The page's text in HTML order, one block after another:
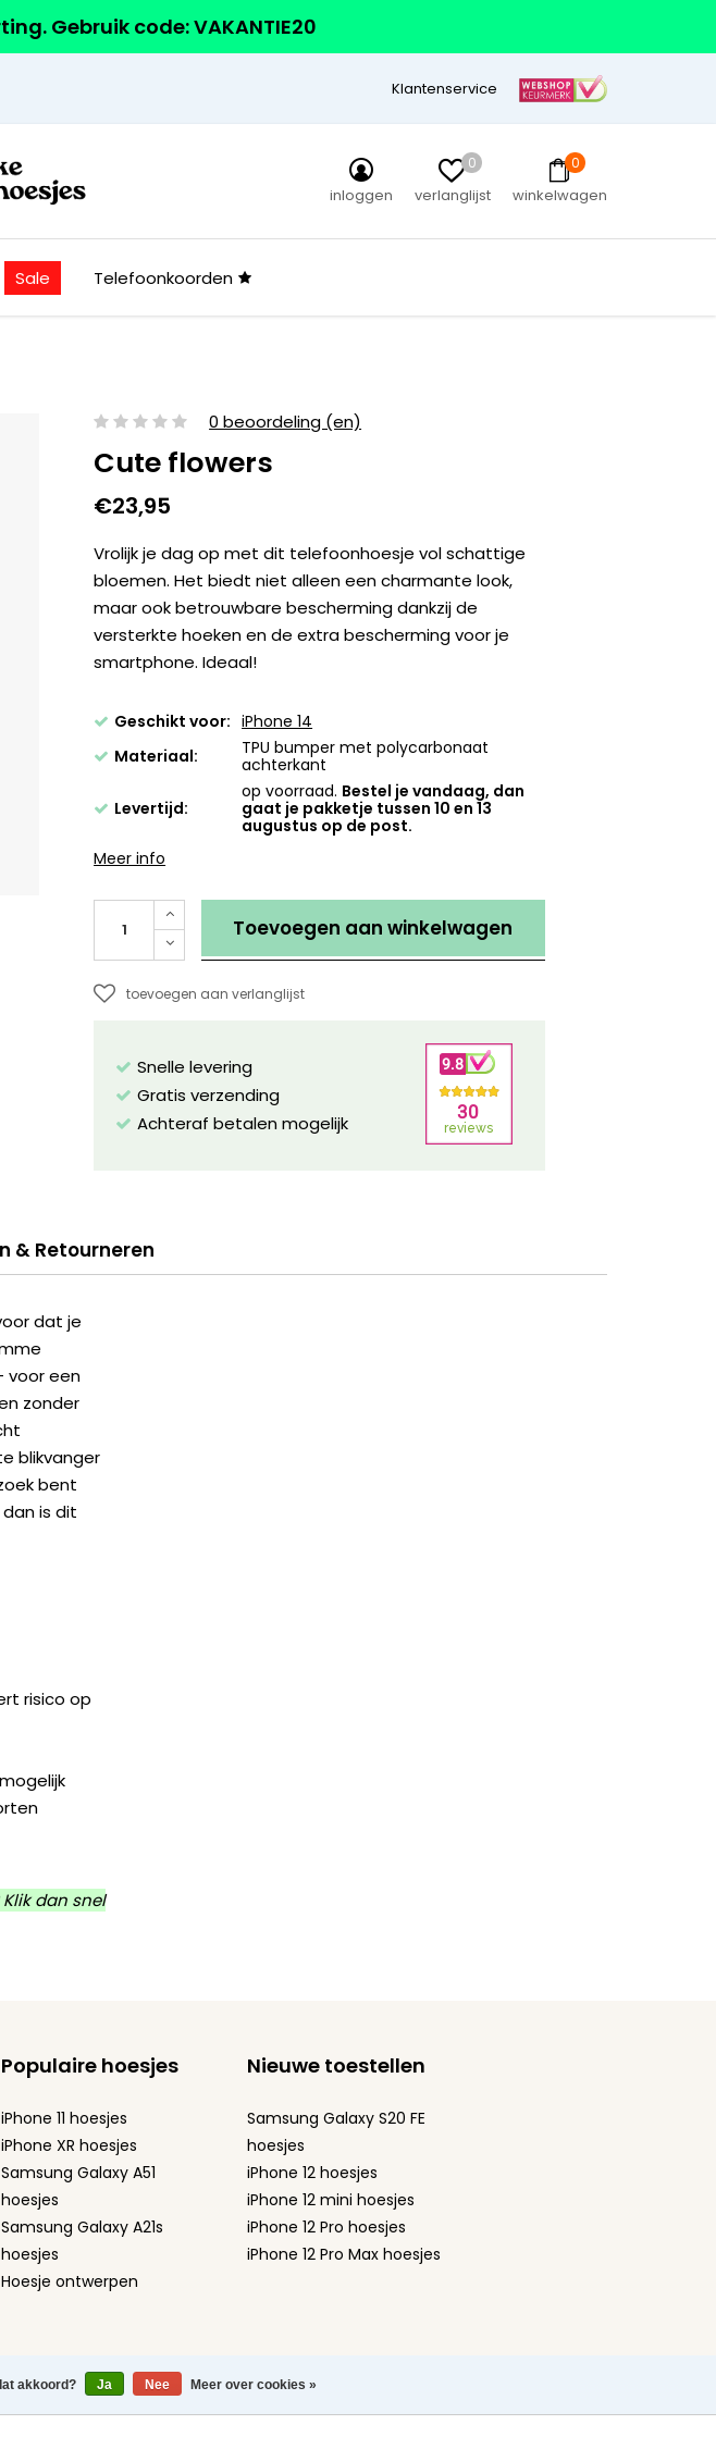
Gebruik code: VAKANTIE20
Klantenservice
inloggen
0
verlanglijst
0
winkelwagen
Sale Telefoonkoorden
0 beoordeling (en)
Cute flowers
€23,95
Vrolijk je dag op met dit telefoonhoesje vol schattige
bloemen. Het biedt niet alleen een charmante look,
maar ook betrouwbare bescherming dankzij de
versterkte hoeken en de extra bescherming voor je
smartphone. Ideaal!
Geschikt voor: iPhone 14
Materiaal:
TPU bumper met polycarbonaat
achterkant
Levertijd:
op voorraad. Bestel je vandaag, dan
gaat je pakketje tussen 10 en 13
augustus op de post.
Meer info
Toevoegen aan winkelwagen
toevoegen aan verlanglijst
Snelle levering
Gratis verzending
Achteraf betalen mogelijk
& Retourneren
dat je
voor een
zonder
blikvanger
bent
is dit
risico op
dan snel
Populaire hoesjes
iPhone 11 hoesjes
iPhone XR hoesjes
Samsung Galaxy A51
hoesjes
Samsung Galaxy A21s
hoesjes
Hoesje ontwerpen
Nieuwe toestellen
Samsung Galaxy S20 FE
hoesjes
iPhone 12 hoesjes
iPhone 12 mini hoesjes
iPhone 12 Pro hoesjes
iPhone 12 Pro Max hoesjes
akkoord? Ja Nee Meer over cookies »